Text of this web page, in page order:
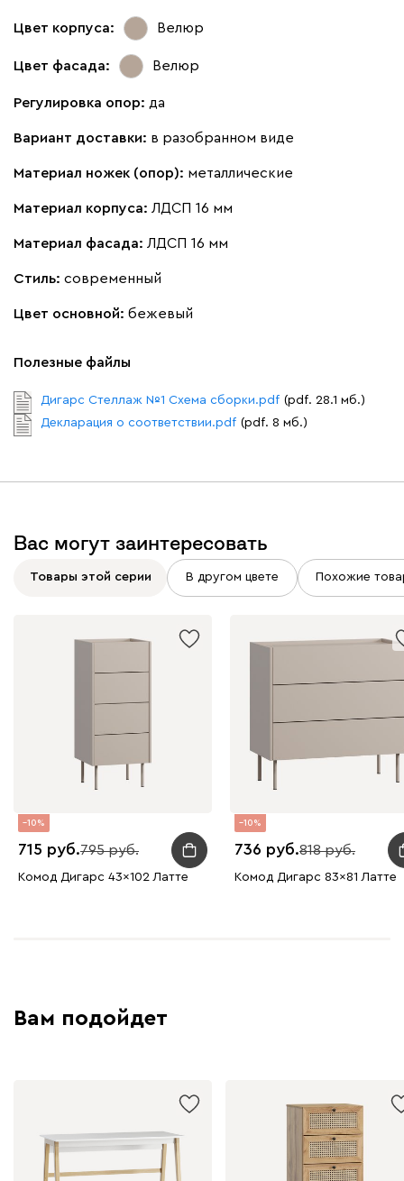
Цвет корпуса: Велюр
Цвет фасада: Велюр
Регулировка опор: да
Вариант доставки: в разобранном виде
Материал ножек (опор): металлические
Материал корпуса: ЛДСП 16 мм
Материал фасада: ЛДСП 16 мм
Стиль: современный
Цвет основной: бежевый
Полезные файлы
Дигарс Стеллаж №1 Схема сборки.pdf (pdf. 28.1 мб.)
Декларация о соответствии.pdf (pdf. 8 мб.)
Вас могут заинтересовать
Товары этой серии В другом цвете Похожие
10
715 795
Комод Дигарс 43x102 Латте
10
736 818
Комод Дигарс 83x81 Латте
Вам подойдет